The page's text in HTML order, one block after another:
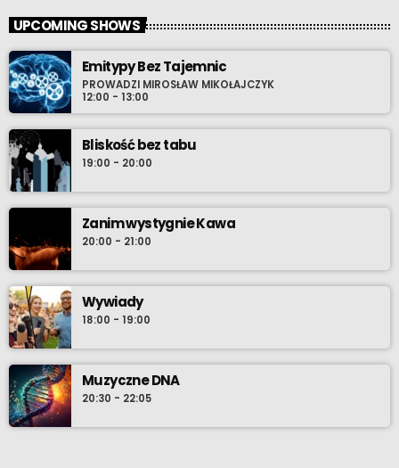
UPCOMING SHOWS
Emitypy Bez Tajemnic
PROWADZI MIROSŁAW MIKOŁAJCZYK
12:00 - 13:00
Bliskość bez tabu
19:00 - 20:00
Zanim wystygnie Kawa
20:00 - 21:00
Wywiady
18:00 - 19:00
Muzyczne DNA
20:30 - 22:05